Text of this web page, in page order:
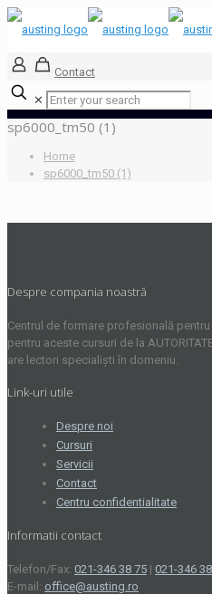
Contact
✕
sp6000_tm50 (1)
Home
sp6000_tm50 (1)
Despre compania noastră
Centrul de formare profesională
pentru aceste cursuri de la
are lectori specialiști în domeniu.
Link-uri utile
Despre noi
Cursuri
Servicii
Contact
Centru confidentialitate
Informatii contact
Telefon/Fax: 021-346 38 75 | 021-346
E-mail: office@austing.ro